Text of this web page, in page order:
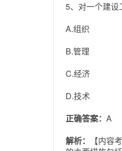
5、对一个建
A.组织
B.管理
C.经济
D.技术
正确答案： A
解析：
【内容